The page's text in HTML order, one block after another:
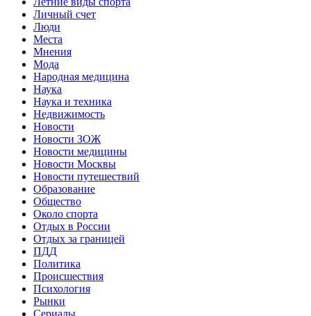
Личный счет
Люди
Места
Мнения
Мода
Народная медицина
Наука
Наука и техника
Недвижимость
Новости
Новости ЗОЖ
Новости медицины
Новости Москвы
Новости путешествий
Образование
Общество
Около спорта
Отдых в России
Отдых за границей
ПДД
Политика
Происшествия
Психология
Рынки
Сериалы